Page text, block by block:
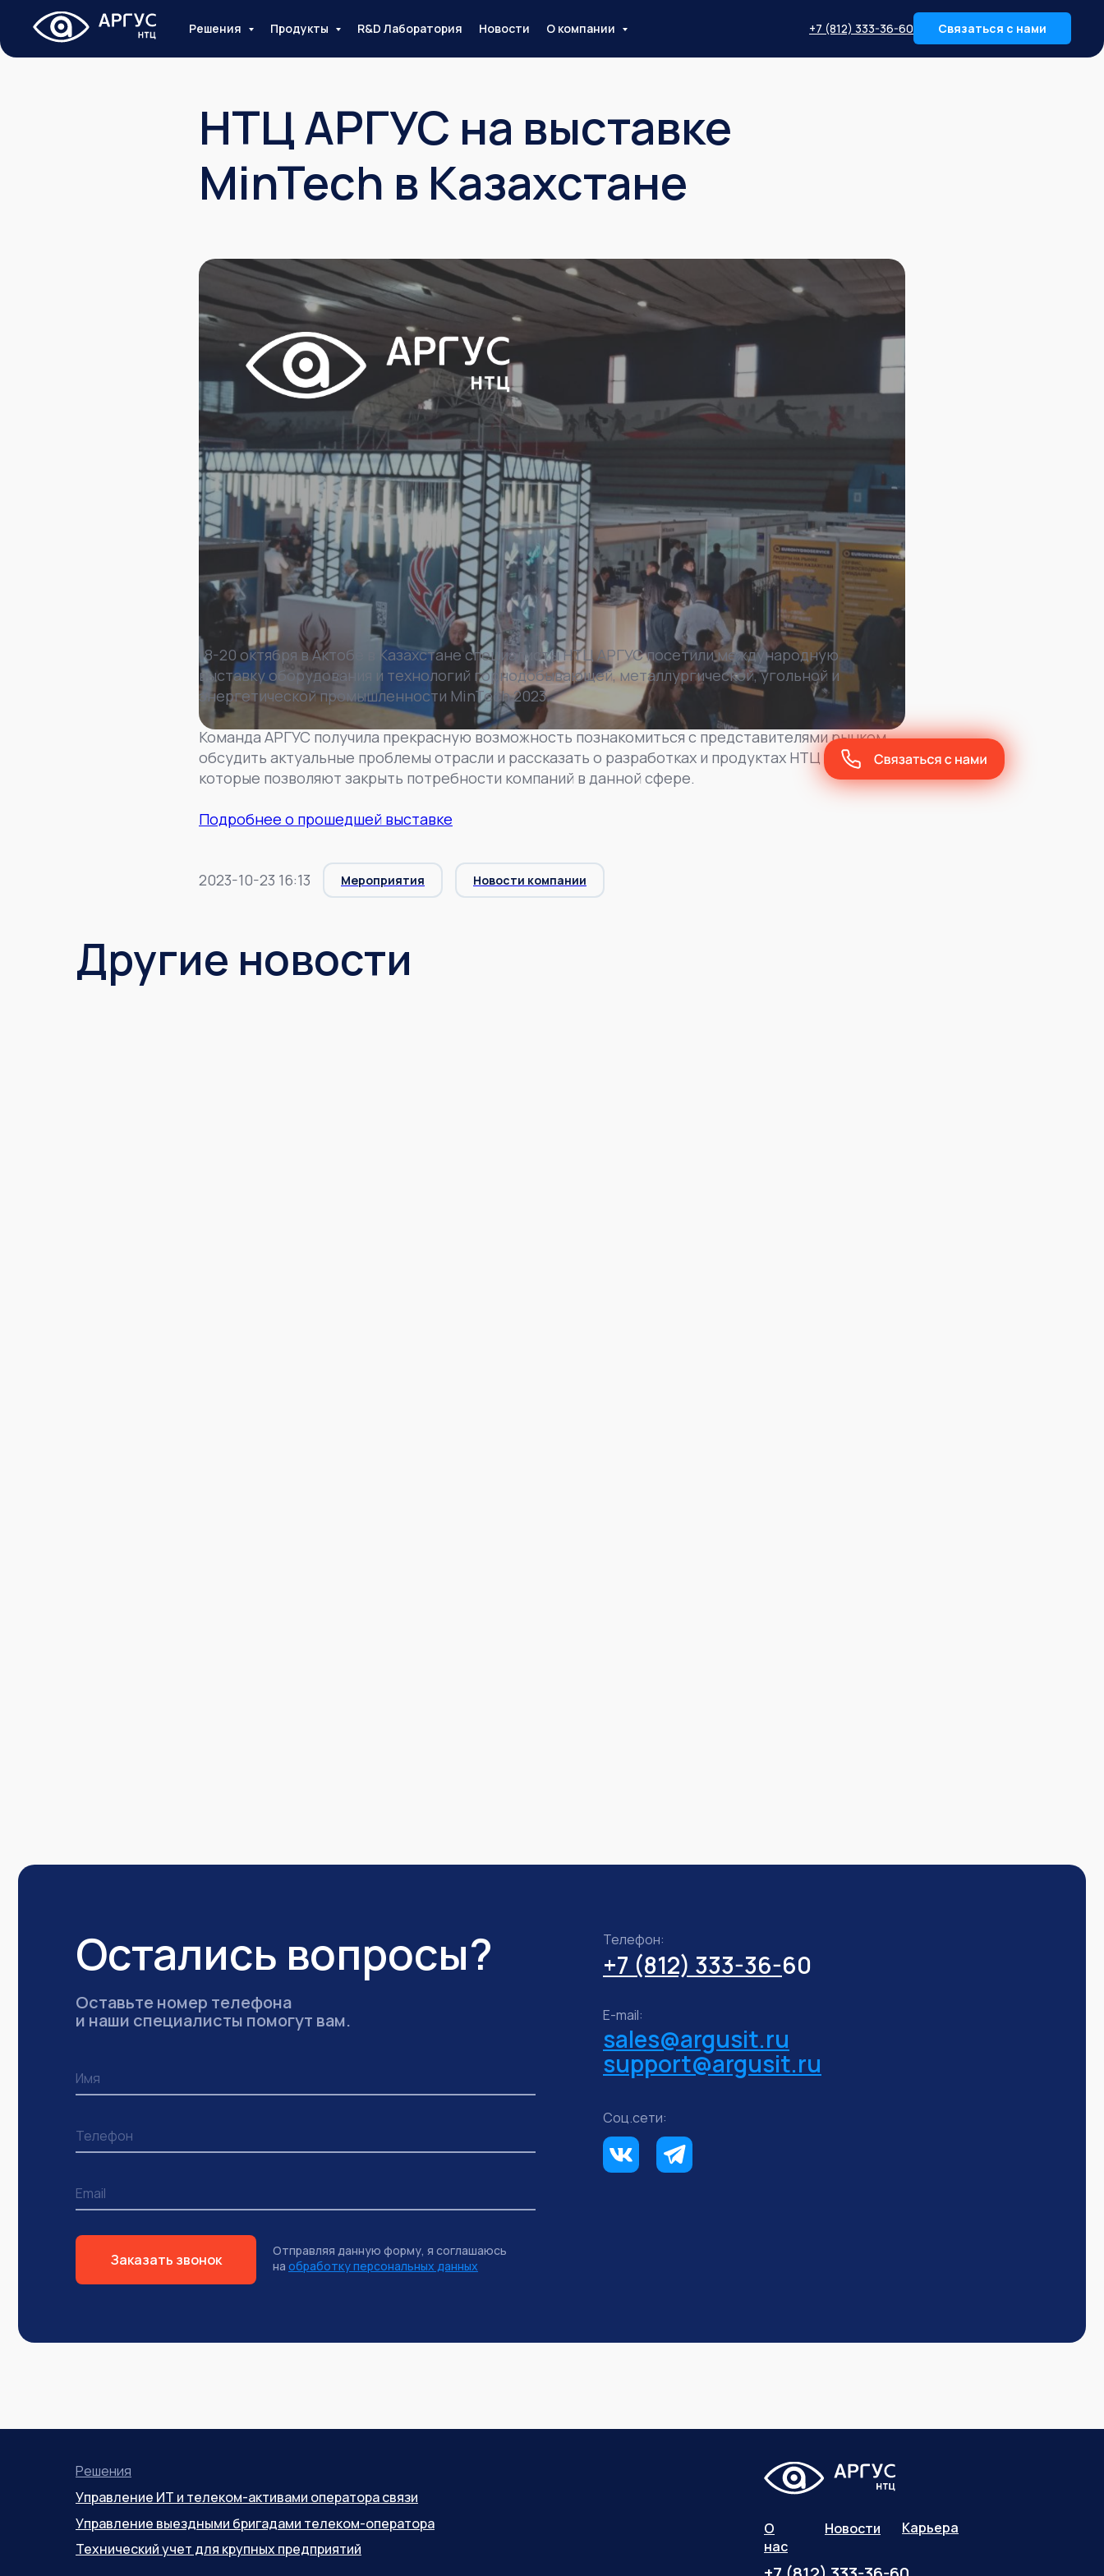
Решения Продукты R&D Лаборатория Новости О компании +7 (812) 333-36-60 Связаться с нами
НТЦ АРГУС на выставке
MinTech в Казахстане
18-20 октября в Актобе в Казахстане специалисты НТЦ АРГУС посетили международную
выставку оборудования и технологий горнодобывающей, металлургической, угольной и
энергетической промышленности MinTech 2023.
Команда АРГУС получила прекрасную возможность познакомиться с представителями рынком,
обсудить актуальные проблемы отрасли и рассказать о разработках и продуктах НТЦ АРГУС,
которые позволяют закрыть потребности компаний в данной сфере.
Подробнее о прошедшей выставке
2023-10-23 16:13 Мероприятия Новости компании
Другие новости
Остались вопросы?
Оставьте номер телефона
и наши специалисты помогут вам.
Заказать звонок
+7 (812) 333-36-60
Телефон:
E-mail:
Соц.сети:
support@argusit.ru
sales@argusit.ru
Отправляя данную форму, я соглашаюсь
на обработку персональных данных
Решения
Управление ИТ и телеком-активами оператора связи
О
нас
Новости Карьера
Управление выездными бригадами телеком-оператора
Технический учет для крупных предприятий